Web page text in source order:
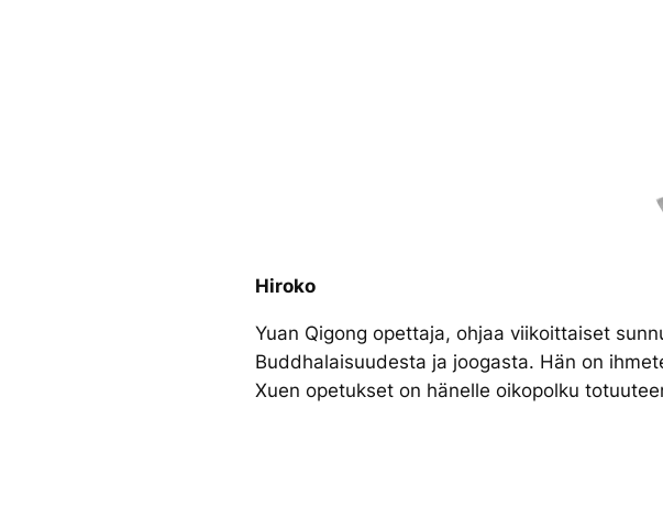
Hiroko
Yuan Qigong opettaja, ohjaa viikoittaiset
Buddhalaisuudesta ja joogasta. Hän on
Xuen opetukset on hänelle oikopolku